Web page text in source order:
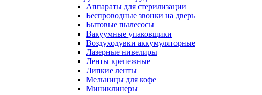
Аппараты для стерилизации
Беспроводные звонки на дверь
Бытовые пылесосы
Вакуумные упаковщики
Воздуходувки аккумуляторные
Лазерные нивелиры
Ленты крепежные
Липкие ленты
Мельницы для кофе
Миниклинеры